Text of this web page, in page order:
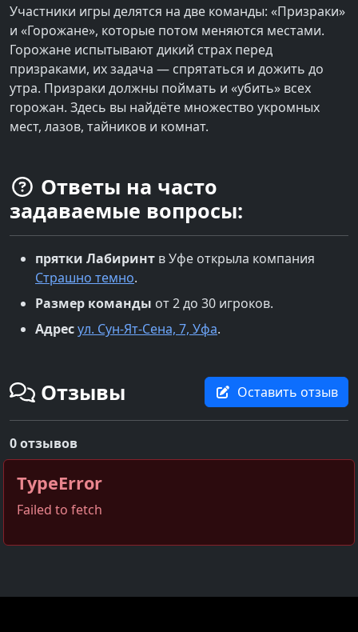
Участники игры делятся на две команды: «Призраки»
и «Горожане», которые потом меняются местами.
Горожане испытывают дикий страх перед
призраками, их задача — спрятаться и дожить до
утра. Призраки должны поймать и «убить» всех
горожан. Здесь вы найдёте множество укромных
мест, лазов, тайников и комнат.
Ответы на часто
задаваемые вопросы:
прятки Лабиринт вУфе открыла компания
Страшно темно.
Размер команды от 2 до 30 игроков.
Адресул. Сун-Ят-Сена, 7, Уфа.
Отзывы Оставить отзыв
0 отзывов
TypeError
Failed to fetch